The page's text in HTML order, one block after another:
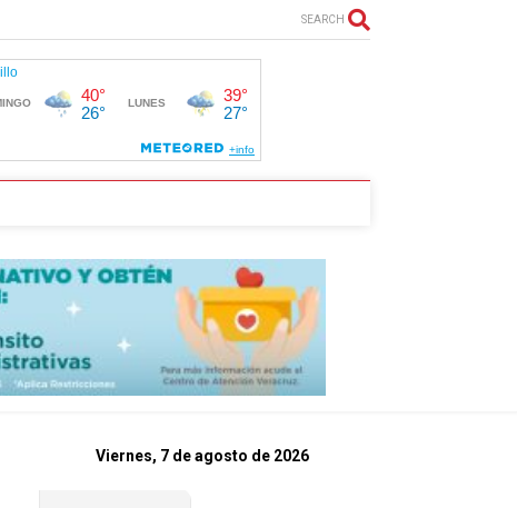
SEARCH
Viernes, 7 de agosto de 2026